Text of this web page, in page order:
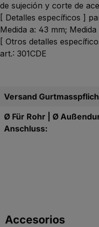
de sujeción y corte de
[ Detalles específicos ]
Medida a: 43 mm;
[ Otros detalles
art.: 301CDE
Versand
Ø Für Rohr | Ø
Anschluss:
Saltar la galería de
Accesorios